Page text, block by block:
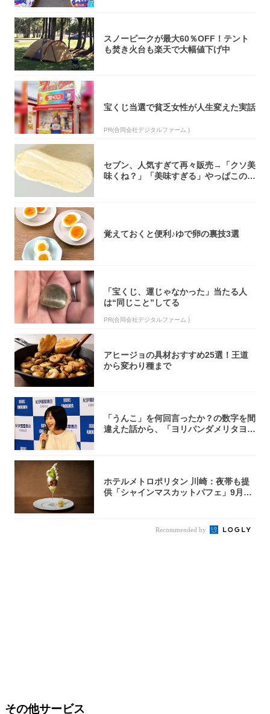
スノーピークが最大60％OFF！テント
も焚き火台も楽天で大幅値下げ中
宝くじ当選で貧乏女性が人生変えた実話
PR(合同会社デジタルファーム )
セブン、人気すぎて再々販売→「クソ美
味くね？」「美味すぎる」やっぱこのク
覚えておくと便利♪ゆで卵の裏技3選
「宝くじ、運じゃなかった」当たる人
は“同じこと”してる
PR(合同会社デジタルファーム )
アヒージョの具材おすすめ25選！王道
から変わり種まで
「うんこ」を何回言ったか？の数字を間
違えた話から、「ヨリパンダメリタヨコ
ホテルメトロポリタン 川崎：夜帯も提
供「シャインマスカットパフェ」9月1
Recommended by
その他サービス